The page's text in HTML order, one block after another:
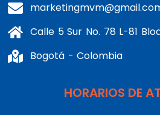
Bogotá - Colombia
HORARIOS DE